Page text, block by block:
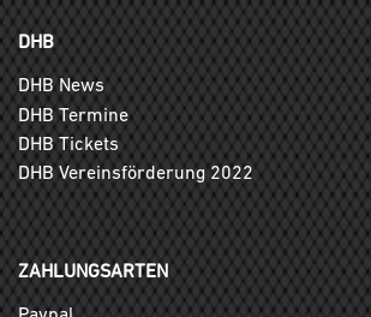
DHB
DHB News
DHB Termine
DHB Tickets
DHB Vereinsförderung 2022
ZAHLUNGSARTEN